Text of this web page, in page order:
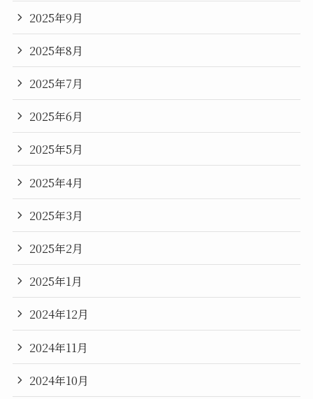
2025年9月
2025年8月
2025年7月
2025年6月
2025年5月
2025年4月
2025年3月
2025年2月
2025年1月
2024年12月
2024年11月
2024年10月